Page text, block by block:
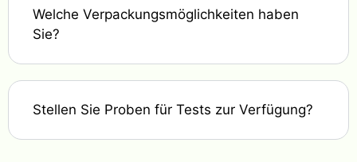
Welche Verpackungsmöglichkeiten haben
Sie?
Stellen Sie Proben für Tests zur Verfügung?